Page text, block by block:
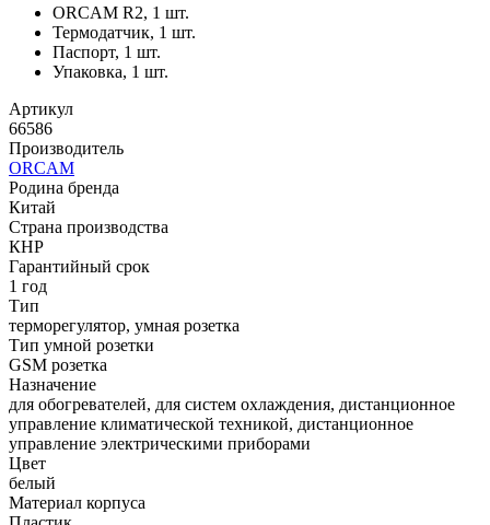
ORCAM R2, 1 шт.
Термодатчик, 1 шт.
Паспорт, 1 шт.
Упаковка, 1 шт.
Артикул
66586
Производитель
ORCAM
Родина бренда
Китай
Страна производства
КНР
Гарантийный срок
1 год
Тип
терморегулятор, умная розетка
Тип умной розетки
GSM розетка
Назначение
для обогревателей, для систем охлаждения, дистанционное
управление климатической техникой, дистанционное
управление электрическими приборами
Цвет
белый
Материал корпуса